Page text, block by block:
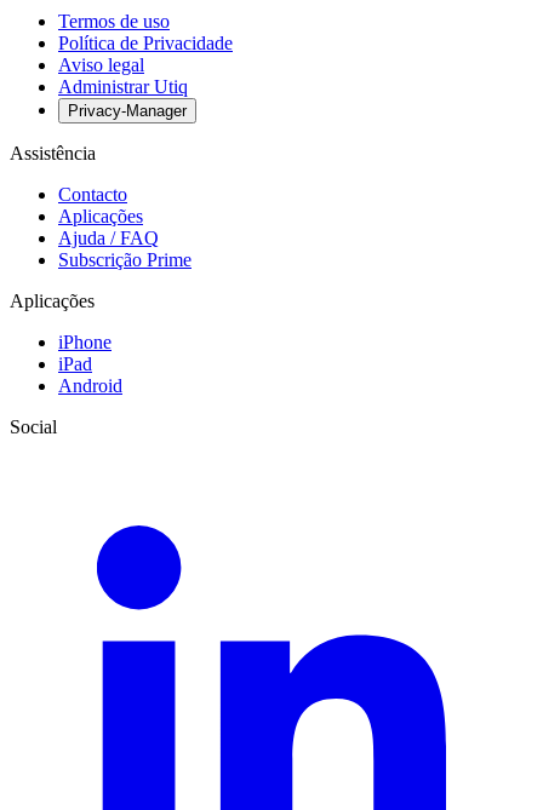
Termos de uso
Política de Privacidade
Aviso legal
Administrar Utiq
Privacy-Manager
Assistência
Contacto
Aplicações
Ajuda / FAQ
Subscrição Prime
Aplicações
iPhone
iPad
Android
Social